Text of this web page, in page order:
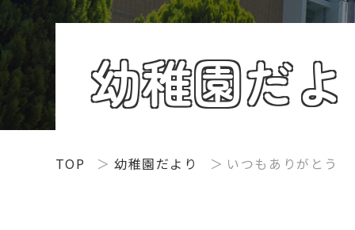
幼稚園だ
TOP 幼稚園だより いつもありがとう